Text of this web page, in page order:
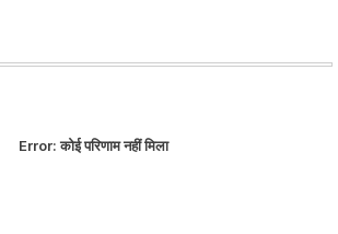
Error:कोई परिणाम नहीं मिला